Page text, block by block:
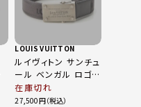
LOUIS VUITTON
ルイヴィトン サンチュ
ール ベンガル ロゴ
ベルト M6838 グレ
ー
在庫切れ
27,500